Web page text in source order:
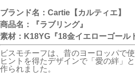
ブランド名：Cartie【カルティエ】
商品名：『ラブリング』
素材：K18YG『18金イエローゴール
ビスモチーフは、昔のヨーロッパで
ヒントを得たデザインで「愛の絆」
作られました。